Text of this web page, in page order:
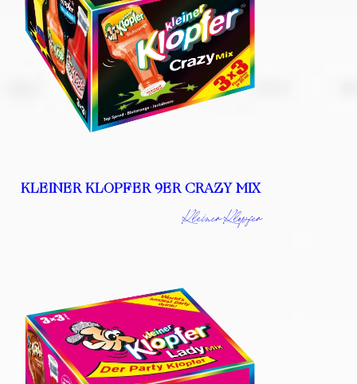
KLEINER KLOPFER 9ER CRAZY MIX
Kleiner Klopfer